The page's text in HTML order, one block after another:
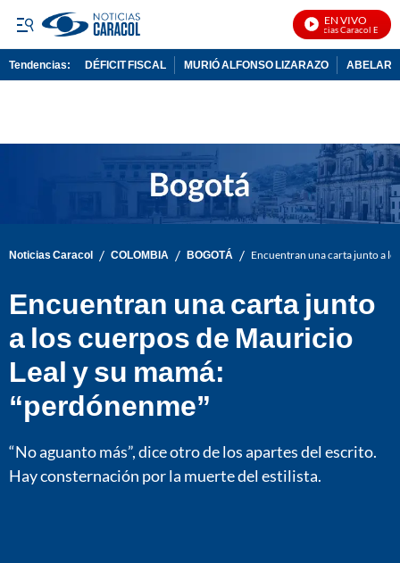
EN VIVO
Noticias Caracol En Vivo
Tendencias: DÉFICIT FISCAL MURIÓ ALFONSO LIZARAZO
Noticias Caracol / COLOMBIA / BOGOTÁ / Encuentran una carta junto a
Encuentran una carta junto
a los cuerpos de Mauricio
Leal y su mamá:
“perdónenme”
“No aguanto más”, dice otro de los apartes del escrito.
Hay consternación por la muerte del estilista.